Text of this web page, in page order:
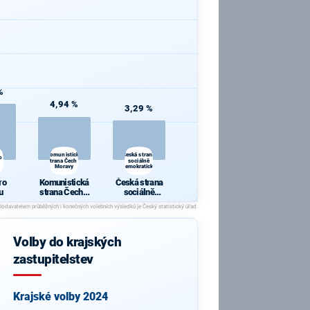
4,94 %
Komunistická
strana Čech a
Moravy
Komunistická
strana Čech a
Moravy
3,29 %
Česká strana
sociálně
demokratická
Česká strana
sociálně
demokratická
Volby do krajských
zastupitelstev
Krajské volby 2024